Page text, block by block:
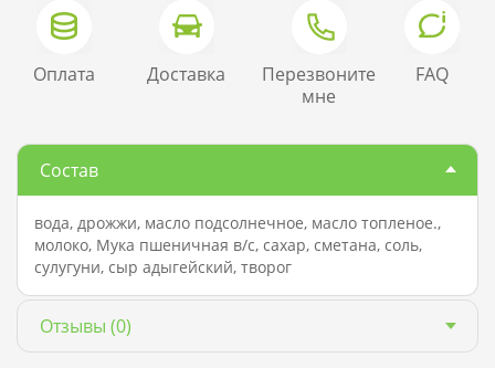
Состав
вода, дрожжи, масло подсолнечное, масло топленое.,
молоко, Мука пшеничная в/с, сахар, сметана, соль,
сулугуни, сыр адыгейский, творог
Отзывы (0)
Оплата Доставка
Перезвоните
мне
FAQ